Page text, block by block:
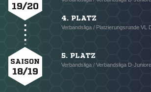
19/20
4. PLATZ
Verbandsliga / Platzierungsrunde VL
SAISON
18/19
5. PLATZ
Verbandsliga / Verbandsliga D-